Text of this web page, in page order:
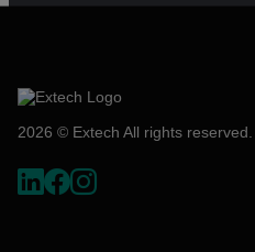
2026 © Extech All rights reserved.